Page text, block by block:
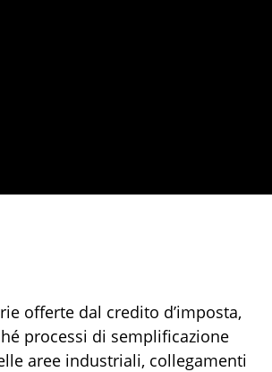
offerte dal credito d’imposta,
processi di semplificazione
aree industriali, collegamenti